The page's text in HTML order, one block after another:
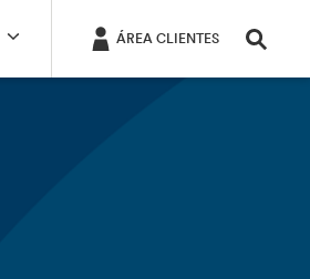
ÁREA CLIENTES